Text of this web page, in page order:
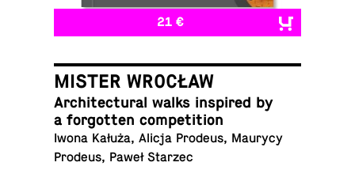
21 €
MISTER WROCŁAW
Ar­chi­tec­tural walks in­spired by
a for­got­ten competition
Iwona Kałuża, Alicja Prodeus, Maurycy
Prodeus, Paweł Starzec